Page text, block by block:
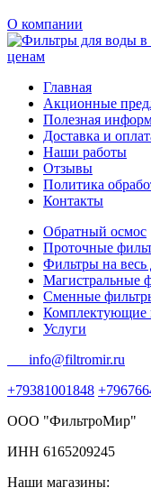
О компании
Главная
Акционные
Полезная
Доставка и
Наши работы
Отзывы
Политика
Контакты
Обратный осмос
Проточные
Фильтры на весь
Магистральные
Сменные
Комплектующие
Услуги
info@filtromir.ru
+79381001848
ООО "ФильтроМир"
ИНН 6165209245
Наши магазины: